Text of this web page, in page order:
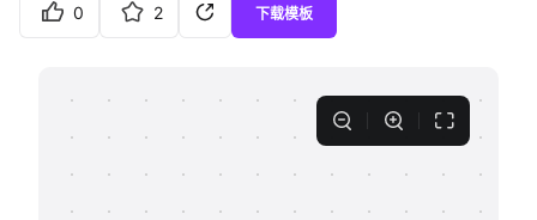
0 2 下载模板